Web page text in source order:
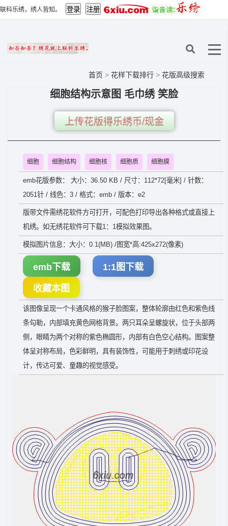
联科乐绣，绣人皆知。
首页 > 花样下载排行 > 花版高级搜索
细胞结构示意图 毛巾绣 笑脸
上传花版得乐绣币/现金
细胞 细胞结构 细胞核 细胞质 细胞膜
emb花版参数： 大小：36.50 KB / 尺寸：112*72[毫米] / 针数：
2051针 / 线色：3 / 格式：emb / 版本：e2
版带文件需绣花软件方可打开，可配色打印导出各种格式或直接上
机绣。如无绣花软件可下载1：1模拟效果图。
模拟图片信息：大小：0.1(MB) /图宽*高:425x272(像素)
emb下载 1:1图下载
收藏本图
该图像呈现一个卡通风格的猴子脸图案，整体轮廓由红色和紫色线
条勾勒，内部填充黄色网格背景。两只耳朵呈螺旋状，位于头部两
侧，眼睛为两个对称的紫色椭圆形，内部有白色空心结构。图案整
体呈对称布局，色彩鲜明，具有装饰性，可能用于刺绣或印花设
计，传达可爱、童趣的视觉感受。